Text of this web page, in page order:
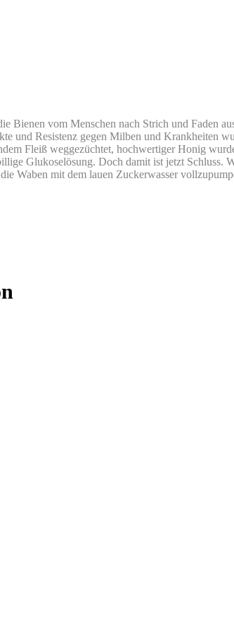
Bienen vom Menschen nach Strich und Faden
und Resistenz gegen Milben und Krankheiten
Fleiß weggezüchtet, hochwertiger Honig
Glukoselösung. Doch damit ist jetzt Schluss.
Waben mit dem lauen Zuckerwasser